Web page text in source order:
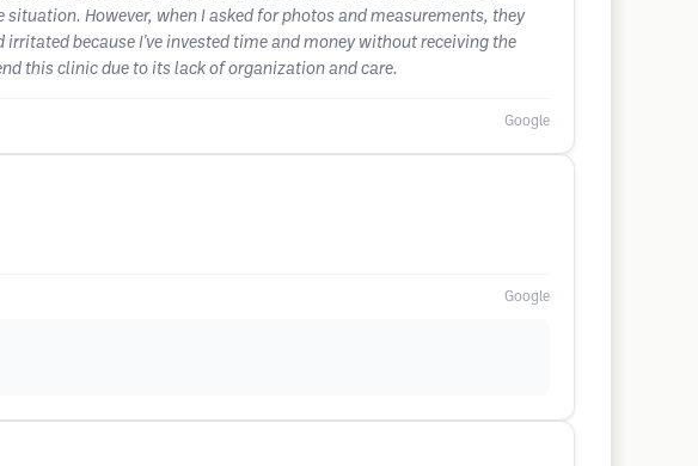
However, when I asked for photos and measurements, they
because I've invested time and money without receiving the
this clinic due to its lack of organization and care.
Google
Google